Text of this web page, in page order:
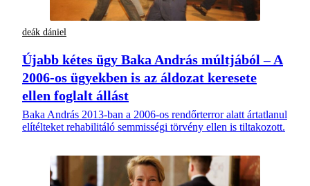
deák dániel
Újabb kétes ügy Baka András múltjából – A
2006-os ügyekben is az áldozat keresete
ellen foglalt állást
Baka András 2013-ban a 2006-os rendőrterror alatt ártatlanul
elítélteket rehabilitáló semmisségi törvény ellen is tiltakozott.